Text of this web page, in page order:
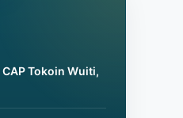
Tokoin Wuiti,